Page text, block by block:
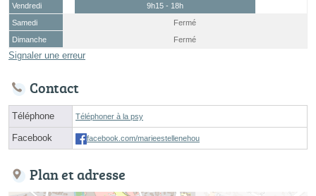
Vendredi
9h15 - 18h
Samedi
Fermé
Dimanche
Fermé
Signaler une erreur
Contact
Téléphone Téléphoner à la psy
Facebook facebook.com/marieestellenehou
Plan et adresse